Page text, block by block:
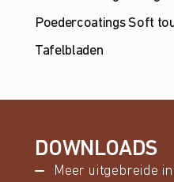
Poedercoatings Soft
Tafelbladen
DOWNLOADS
Meer uitgebreide